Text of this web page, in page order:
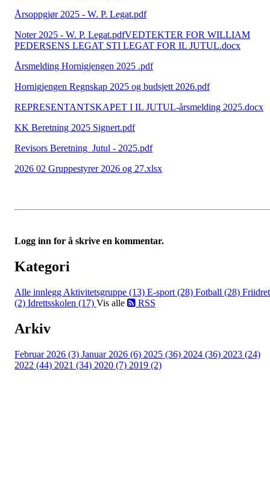
Årsoppgjør 2025 - W. P. Legat.pdf
Noter 2025 - W. P. Legat.pdfVEDTEKTER FOR WILLIAM
PEDERSENS LEGAT STI LEGAT FOR IL JUTUL.docx
Årsmelding Hornigjengen 2025 .pdf
Hornigjengen Regnskap 2025 og budsjett 2026.pdf
REPRESENTANTSKAPET I IL JUTUL-årsmelding 2025.docx
KK Beretning 2025 Signert.pdf
Revisors Beretning_Jutul - 2025.pdf
2026 02 Gruppestyrer 2026 og 27.xlsx
Logg inn for å skrive en kommentar.
Kategori
Alle innlegg Aktivitetsgruppe (13) E-sport (28) Fotball (28)
(2) Idrettsskolen (17) Vis alle RSS
Arkiv
Februar 2026 (3) Januar 2026 (6) 2025 (36) 2024 (36) 2023 (24)
2022 (44) 2021 (34) 2020 (7) 2019 (2)